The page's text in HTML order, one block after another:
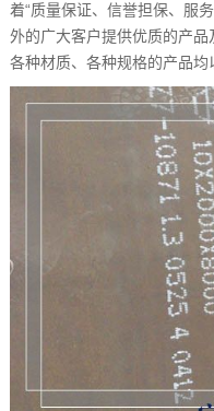
着“质量保证、信誉担保、服
外的广大客户提供优质的产品
各种材质、各种规格的产品均